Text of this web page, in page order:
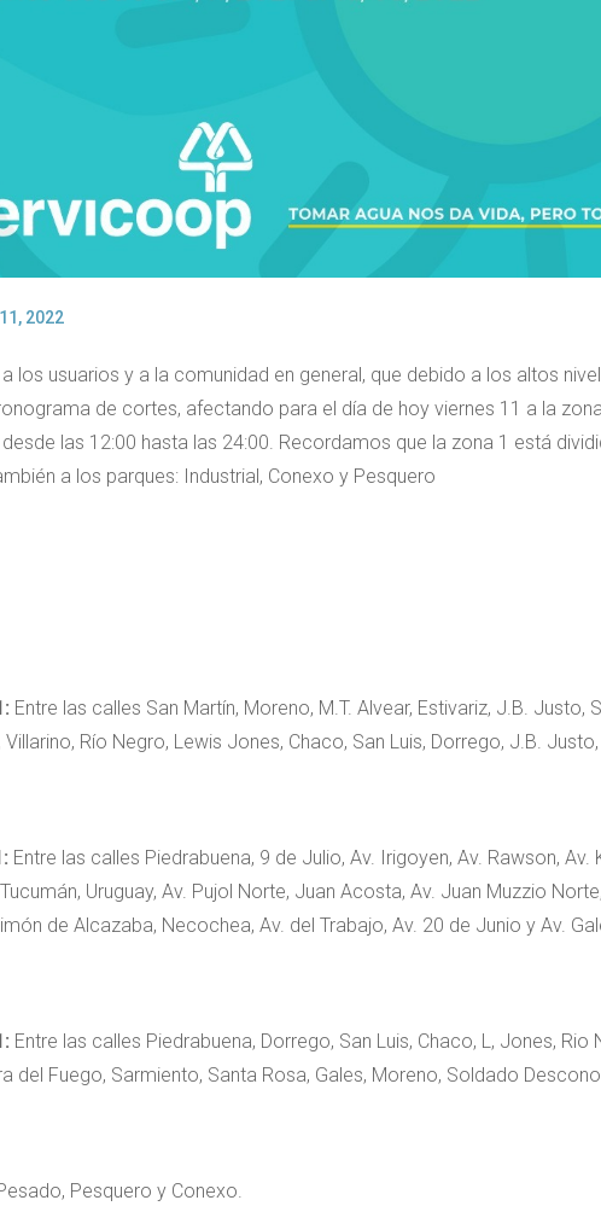
2022
los usuarios y a la comunidad en general, que debido a los altos
de cortes, afectando para el día de hoy viernes 11 a la
las 12:00 hasta las 24:00. Recordamos que la zona 1 está
a los parques: Industrial, Conexo y Pesquero
Entre las calles San Martín, Moreno, M.T. Alvear, Estivariz, J.B. Justo,
Villarino, Río Negro, Lewis Jones, Chaco, San Luis, Dorrego, J.B. Justo,
Entre las calles Piedrabuena, 9 de Julio, Av. Irigoyen, Av. Rawson, Av.
Uruguay, Av. Pujol Norte, Juan Acosta, Av. Juan Muzzio
de Alcazaba, Necochea, Av. del Trabajo, Av. 20 de Junio y Av.
Entre las calles Piedrabuena, Dorrego, San Luis, Chaco, L, Jones, Rio
del Fuego, Sarmiento, Santa Rosa, Gales, Moreno, Soldado
Pesquero y Conexo.